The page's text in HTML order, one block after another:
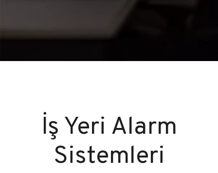
İş Yeri Alarm
Sistemleri